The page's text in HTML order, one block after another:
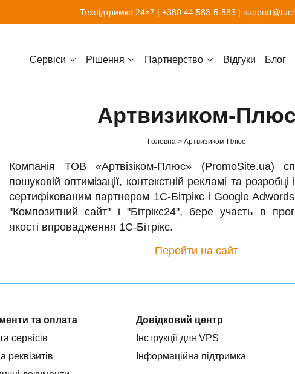
Техпідтримка 24×7 | +380 44 583-5-583 |
Cервіси Рішення Партнерство Відгуки Блог
Артвизиком-Плюс
Головна Артвизиком-Плюс
Компанія ТОВ «Артвізіком-Плюс» (PromoSite.ua)
пошуковій оптимізації, контекстній рекламі та розробці
сертифікованим партнером 1С-Бітрікс і Google
"Композитний сайт" і "Бітрікс24", бере участь в
якості впровадження 1С-Бітрікс.
Перейти на сайт
та оплата
сервісів
реквізитів
Довідковий центр
Інструкції для VPS
Інформаційна підтримка